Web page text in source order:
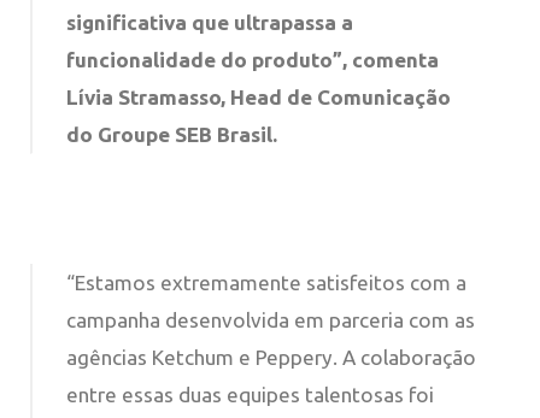
significativa que ultrapassa a
funcionalidade do produto”, comenta
Lívia Stramasso, Head de Comunicação
do Groupe SEB Brasil.
“Estamos extremamente satisfeitos com a
campanha desenvolvida em parceria com as
agências Ketchum e Peppery. A colaboração
entre essas duas equipes talentosas foi